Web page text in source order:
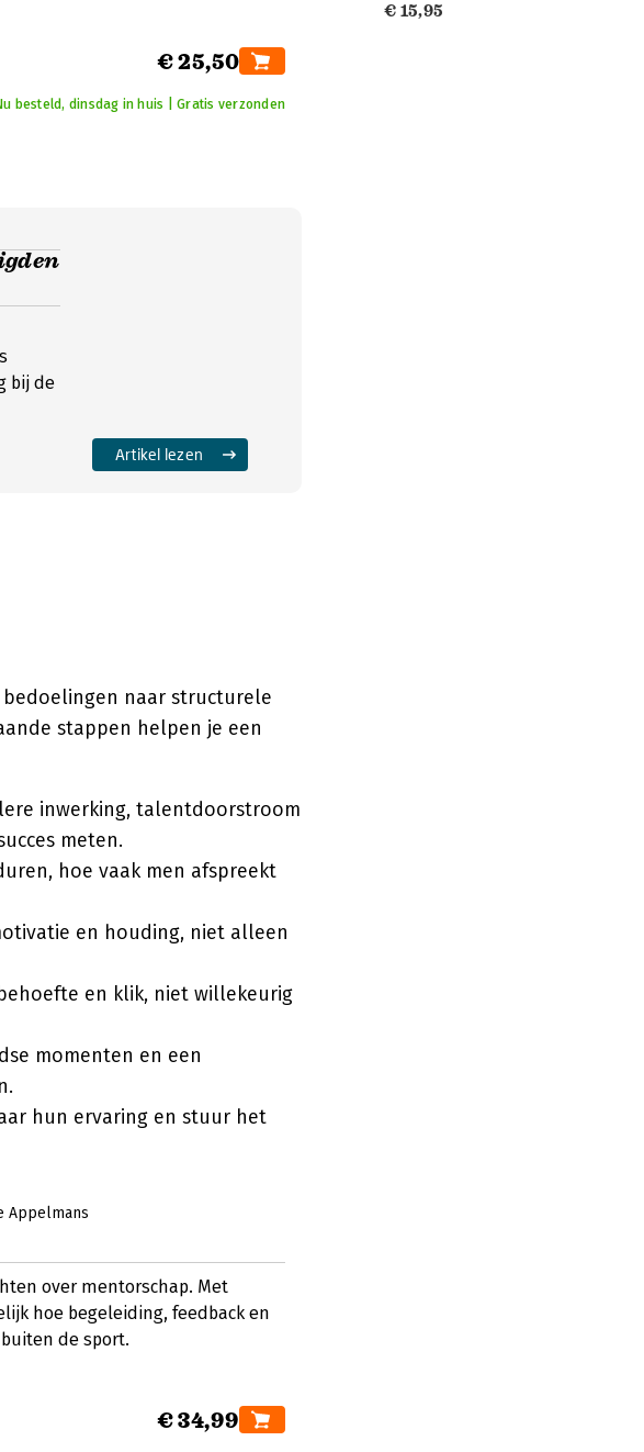
€ 25,50
besteld, dinsdag in huis | Gratis verzonden
bij de
Artikel lezen
naar structurele
stappen helpen je een
inwerking, talentdoorstroom
meten.
hoe vaak men afspreekt
en houding, niet alleen
en klik, niet willekeurig
momenten en een
hun ervaring en stuur het
Appelmans
over mentorschap. Met
hoe begeleiding, feedback en
de sport.
€ 34,99
€ 15,95